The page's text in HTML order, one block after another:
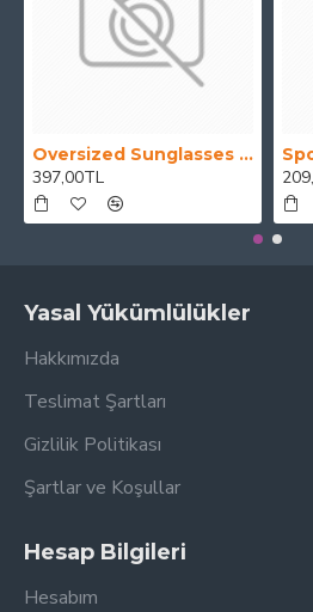
Oversized Sunglasses For Long Summer Days
397,00TL
Yasal Yükümlülükler
Hakkımızda
Teslimat Şartları
Gizlilik Politikası
Şartlar ve Koşullar
Hesap Bilgileri
Hesabım